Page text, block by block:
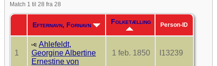
Match 1 til 28 fra 28
Efternavn, Fornavn Folketælling Person-ID
1
Ahlefeldt,
Georgine Albertine
Ernestine von
1 feb. 1850 I13239